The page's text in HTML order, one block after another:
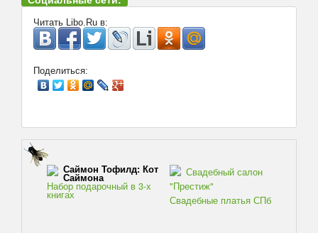
Читать Libo.Ru в:
Поделиться:
Саймон Тофилд: Кот
Саймона
Набор подарочный в 3-х
книгах
Свадебный салон
"Престиж"
Свадебные платья СПб